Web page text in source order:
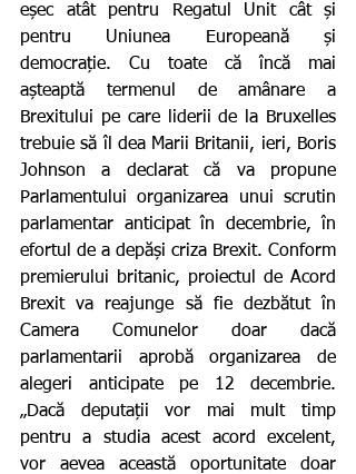
eșec atât pentru Regatul Unit cât și
pentru Uniunea Europeană și
democrație. Cu toate că încă mai
așteaptă termenul de amânare a
Brexitului pe care liderii de la Bruxelles
trebuie să îl dea Marii Britanii, ieri, Boris
Johnson a declarat că va propune
Parlamentului organizarea unui scrutin
parlamentar anticipat în decembrie, în
efortul de a depăși criza Brexit. Conform
premierului britanic, proiectul de Acord
Brexit va reajunge să fie dezbătut în
Camera Comunelor doar dacă
parlamentarii aprobă organizarea de
alegeri anticipate pe 12 decembrie.
„Dacă deputații vor mai mult timp
pentru a studia acest acord excelent,
vor aevea această oportunitate doar